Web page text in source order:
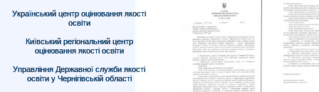
Український центр оцінювання якості
освіти
Київський регіональний центр
оцінювання якості освіти
Управління Державної служби якості
освіти у Чернігівській області